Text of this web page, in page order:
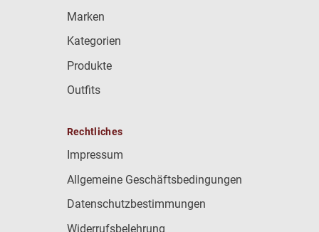
Marken
Kategorien
Produkte
Outfits
Rechtliches
Impressum
Allgemeine Geschäftsbedingungen
Datenschutzbestimmungen
Widerrufsbelehrung